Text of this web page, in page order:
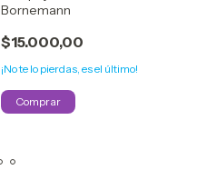
Bornemann
$15.000,00
¡No te lo pierdas, es el último!